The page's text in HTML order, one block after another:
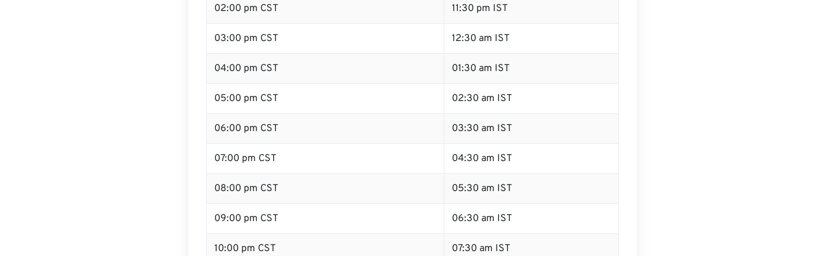
02:00 pm CST 11:30 pm IST
03:00 pm CST 12:30 am IST
04:00 pm CST 01:30 am IST
05:00 pm CST 02:30 am IST
06:00 pm CST 03:30 am IST
07:00 pm CST 04:30 am IST
08:00 pm CST 05:30 am IST
09:00 pm CST 06:30 am IST
10:00 pm CST 07:30 am IST